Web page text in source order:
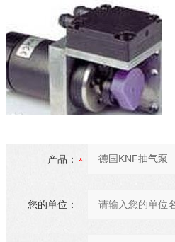
产品：
您的单位：